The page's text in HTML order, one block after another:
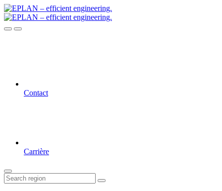
Contact
Carrière